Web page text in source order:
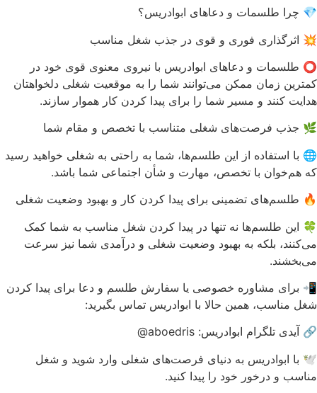
💎 چرا طلسمات و دعاهای ابوادریس؟
💥 اثرگذاری فوری و قوی در جذب شغل مناسب
⭕️ طلسمات و دعاهای ابوادریس با نیروی معنوی قوی خود در
کمترین زمان ممکن می‌توانند شما را به موقعیت شغلی دلخواهتان
هدایت کنند و مسیر شما را برای پیدا کردن کار هموار سازند.
🌿 جذب فرصت‌های شغلی متناسب با تخصص و مقام شما
🌐 با استفاده از این طلسم‌ها، شما به راحتی به شغلی خواهید رسید
که هم‌خوان با تخصص، مهارت و شأن اجتماعی شما باشد.
🔥 طلسم‌های تضمینی برای پیدا کردن کار و بهبود وضعیت شغلی
🍀 این طلسم‌ها نه تنها در پیدا کردن شغل مناسب به شما کمک
می‌کنند، بلکه به بهبود وضعیت شغلی و درآمدی شما نیز سرعت
می‌بخشند.
📲 برای مشاوره خصوصی یا سفارش طلسم و دعا برای پیدا کردن
شغل مناسب، همین حالا با ابوادریس تماس بگیرید:
🔗 آیدی تلگرام ابوادریس: aboedris@
🕊 با ابوادریس به دنیای فرصت‌های شغلی وارد شوید و شغل
مناسب و درخور خود را پیدا کنید.